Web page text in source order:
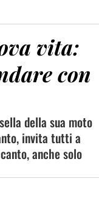
vita:
con
della sua moto
invita tutti a
anche solo